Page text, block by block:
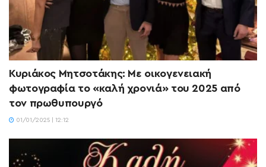
Κυριάκος Μητσοτάκης: Με οικογενειακή
φωτογραφία το «καλή χρονιά» του 2025 από
τον πρωθυπουργό
01/01/2025 | 12:12